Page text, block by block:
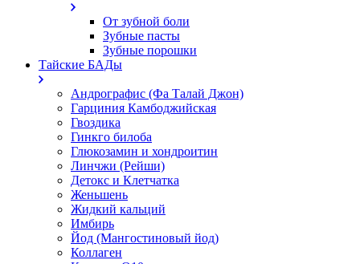
От зубной боли
Зубные пасты
Зубные порошки
Тайские БАДы
Андрографис (Фа Талай Джон)
Гарциния Камбоджийская
Гвоздика
Гинкго билоба
Глюкозамин и хондроитин
Линчжи (Рейши)
Детокс и Клетчатка
Женьшень
Жидкий кальций
Имбирь
Йод (Мангостиновый йод)
Коллаген